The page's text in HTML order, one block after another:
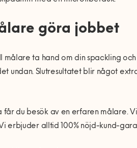
göra jobbet
målare ta hand om din spackling
undan. Slutresultatet blir något
får du besök av en erfaren målare.
erbjuder alltid 100% nöjd-kund-